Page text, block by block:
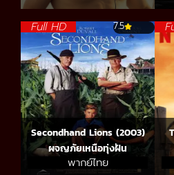
Full HD 7.5
Secondhand Lions (2003)
ผจญภัยเหนือทุ่งฝัน
พากย์ไทย